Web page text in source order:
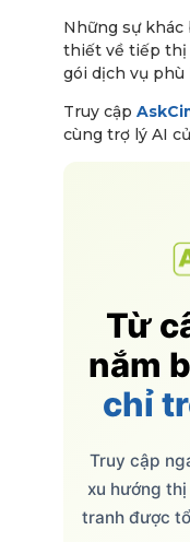
Những sự khác
thiết về tiếp thị
gói dịch vụ phù
Truy cập
cùng trợ lý AI
Từ
nắm
chỉ
Truy cập
xu hướng
tranh được